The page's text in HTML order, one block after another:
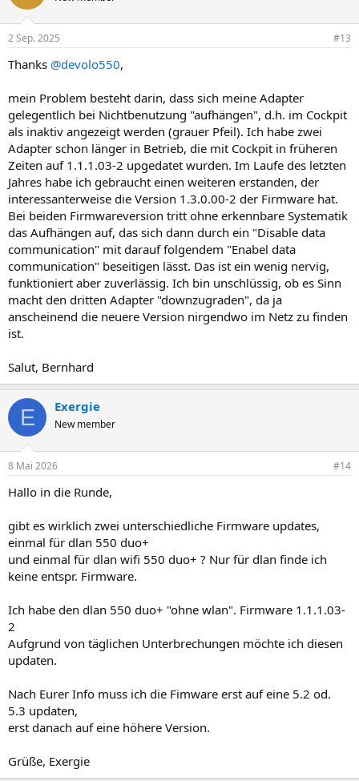
2 Sep. 2025 #13
Thanks @devolo550,
mein Problem besteht darin, dass sich meine Adapter
gelegentlich bei Nichtbenutzung "aufhängen", d.h. im Cockpit
als inaktiv angezeigt werden (grauer Pfeil). Ich habe zwei
Adapter schon länger in Betrieb, die mit Cockpit in früheren
Zeiten auf 1.1.1.03-2 upgedatet wurden. Im Laufe des letzten
Jahres habe ich gebraucht einen weiteren erstanden, der
interessanterweise die Version 1.3.0.00-2 der Firmware hat.
Bei beiden Firmwareversion tritt ohne erkennbare Systematik
das Aufhängen auf, das sich dann durch ein "Disable data
communication" mit darauf folgendem "Enabel data
communication" beseitigen lässt. Das ist ein wenig nervig,
funktioniert aber zuverlässig. Ich bin unschlüssig, ob es Sinn
macht den dritten Adapter "downzugraden", da ja
anscheinend die neuere Version nirgendwo im Netz zu finden
ist.
Salut, Bernhard
E Exergie
New member
8 Mai 2026 #14
Hallo in die Runde,
gibt es wirklich zwei unterschiedliche Firmware updates,
einmal für dlan 550 duo+
und einmal für dlan wifi 550 duo+ ? Nur für dlan finde ich
keine entspr. Firmware.
Ich habe den dlan 550 duo+ "ohne wlan". Firmware 1.1.1.03-
2
Aufgrund von täglichen Unterbrechungen möchte ich diesen
updaten.
Nach Eurer Info muss ich die Fimware erst auf eine 5.2 od.
5.3 updaten,
erst danach auf eine höhere Version.
Grüße, Exergie